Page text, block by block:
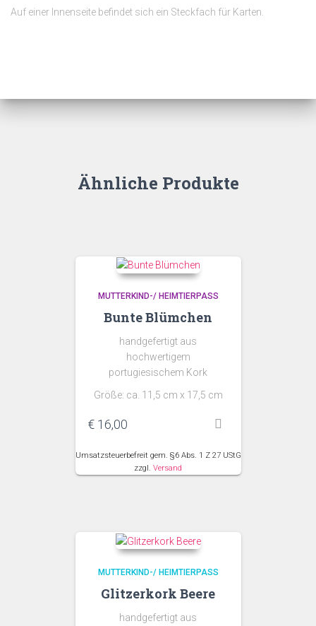
Auf einer Innenseite befindet sich ein Steckfach für Karten.
Ähnliche Produkte
MUTTERKIND-/ HEIMTIERPASS
Bunte Blümchen
handgefertigt aus
hochwertigem
portugiesischem Kork
Größe: ca. 11,5 cm x 17,5 cm
€ 16,00
Umsatzsteuerbefreit gem. §6 Abs. 1 Z 27 UStG
zzgl. Versand
MUTTERKIND-/ HEIMTIERPASS
Glitzerkork Beere
handgefertigt aus